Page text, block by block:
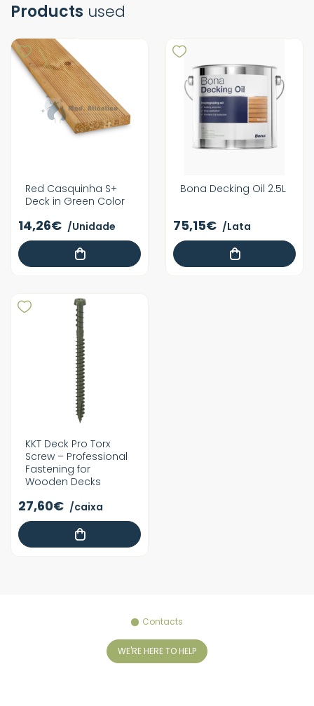
Products used
Red Casquinha S+
Deck in Green Color
14,26€ /Unidade
Bona Decking Oil 2.5L
75,15€ /Lata
KKT Deck Pro Torx
Screw – Professional
Fastening for
Wooden Decks
27,60€ /caixa
Contacts
WE'RE HERE TO HELP